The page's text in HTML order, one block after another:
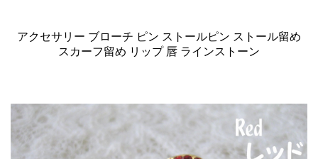
アクセサリー ブローチ ピン ストールピン ストール留め
スカーフ留め リップ 唇 ラインストーン